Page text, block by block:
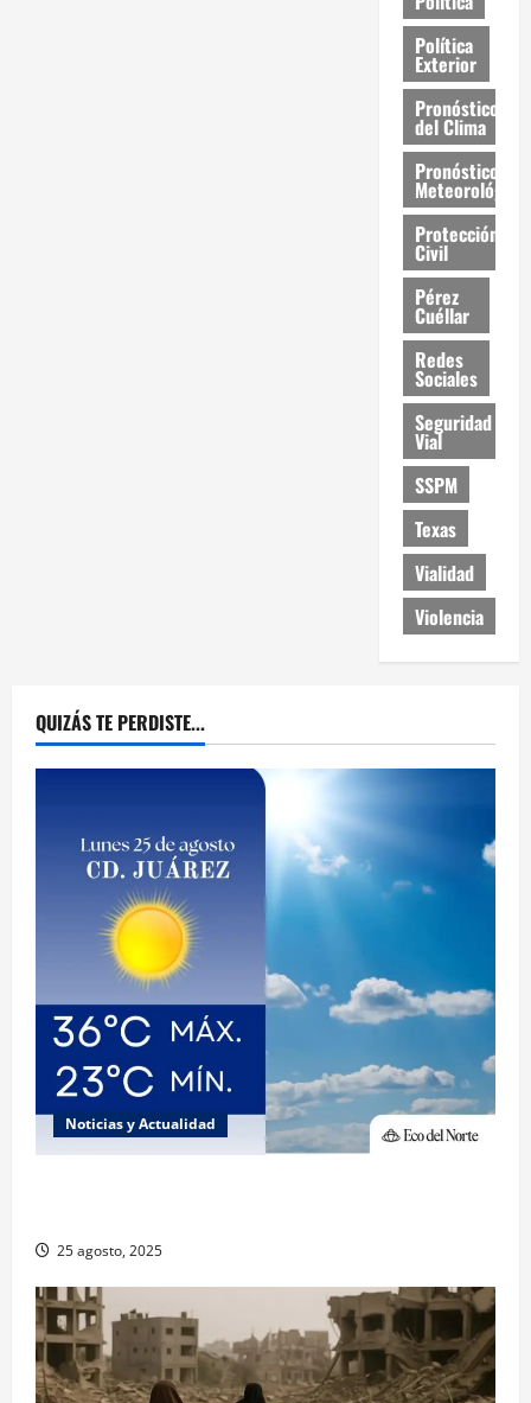
Política
Exterior
Pronóstico
del Clima
Pronóstico
Meteorológico
Protección
Civil
Pérez
Cuéllar
Redes
Sociales
Seguridad
Vial
SSPM
Texas
Vialidad
Violencia
QUIZÁS TE PERDISTE...
Noticias y Actualidad
25 agosto, 2025